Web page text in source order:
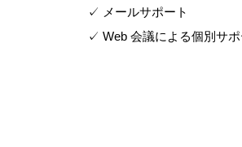
✓ メールサポート
✓ Web 会議による個別サ